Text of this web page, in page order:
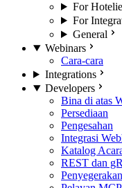
For
For
General
Webinars
Cara-cara
Integrations
Developers
Bina di atas
Persediaan
Pengesahan
Integrasi
Katalog
REST dan